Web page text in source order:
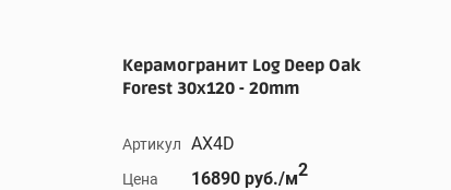
Керамогранит Log Deep Oak
Forest 30x120 - 20mm
Артикул AX4D
Цена 16890 руб./м2